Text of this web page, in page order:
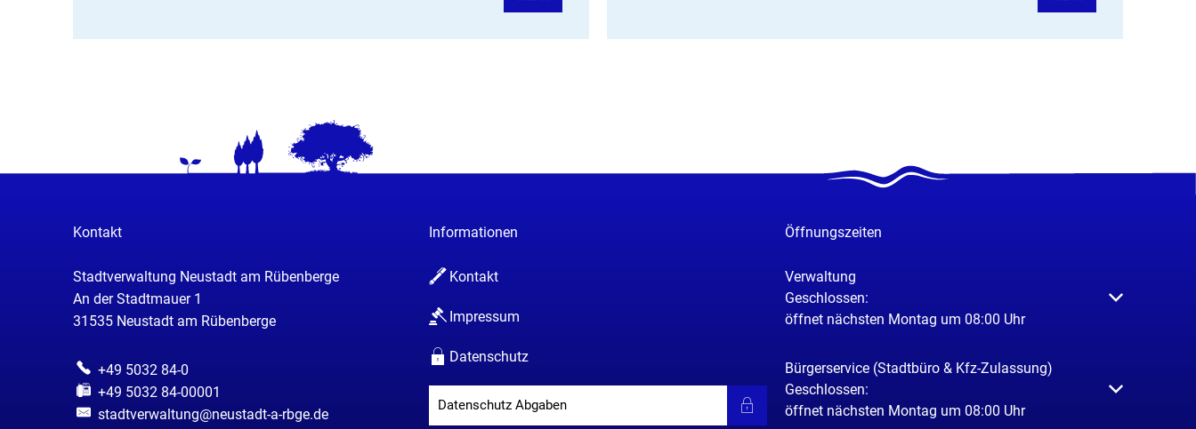
Kontakt
Stadtverwaltung Neustadt am Rübenberge
An der Stadtmauer 1
31535 Neustadt am Rübenberge
+49 5032 84-0
+49 5032 84-00001
stadtverwaltung@neustadt-a-rbge.de
Informationen
Kontakt
Impressum
Datenschutz
Datenschutz Abgaben
Öffnungszeiten
Verwaltung
Klicken, um weitere Öffnungs- oder Schließzeiten auszublenden
Geschlossen:
öffnet nächsten Montag um 08:00 Uhr
Bürgerservice (Stadtbüro & Kfz-Zulassung)
Klicken, um weitere Öffnungs- oder Schließzeiten auszublenden
Geschlossen:
öffnet nächsten Montag um 08:00 Uhr